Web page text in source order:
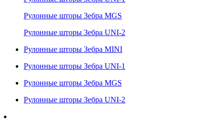
Рулонные шторы Зебра MGS
Рулонные шторы Зебра UNI-2
Рулонные шторы Зебра MINI
Рулонные шторы Зебра UNI-1
Рулонные шторы Зебра MGS
Рулонные шторы Зебра UNI-2